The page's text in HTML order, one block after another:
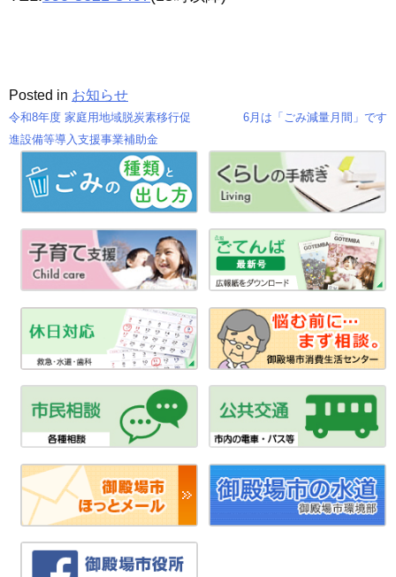
Posted in お知らせ
投
ー
ョ
令和8年度 家庭用地域脱炭素移行促
進設備等導入支援事業補助金
6月は「ごみ減量月間」です